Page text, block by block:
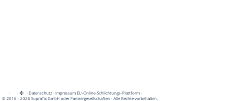
· · ·Datenschutz·Impressum EU-Online-Schlichtungs-Plattform·
© 2016 - 2026 SupraTix GmbH oder Partnergesellschaften - Alle Rechte vorbehalten.